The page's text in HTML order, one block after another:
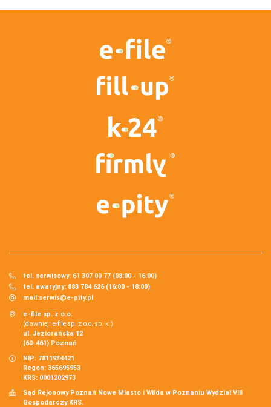
tel. serwisowy: 61 307 00 77 (08:00 - 16:00)
tel. awaryjny: 883 784 626 (16:00 - 18:00)
mail:serwis@e-pity.pl
e-file sp. z o.o.
(dawniej: e-file sp. z o.o. sp. k.)
ul. Jeziorańska 12
(60-461) Poznań
NIP: 7811934421
Regon: 365695953
KRS: 0001202973
Sąd Rejonowy Poznań Nowe Miasto i Wilda w Poznaniu Wydział VIII
Gospodarczy KRS.